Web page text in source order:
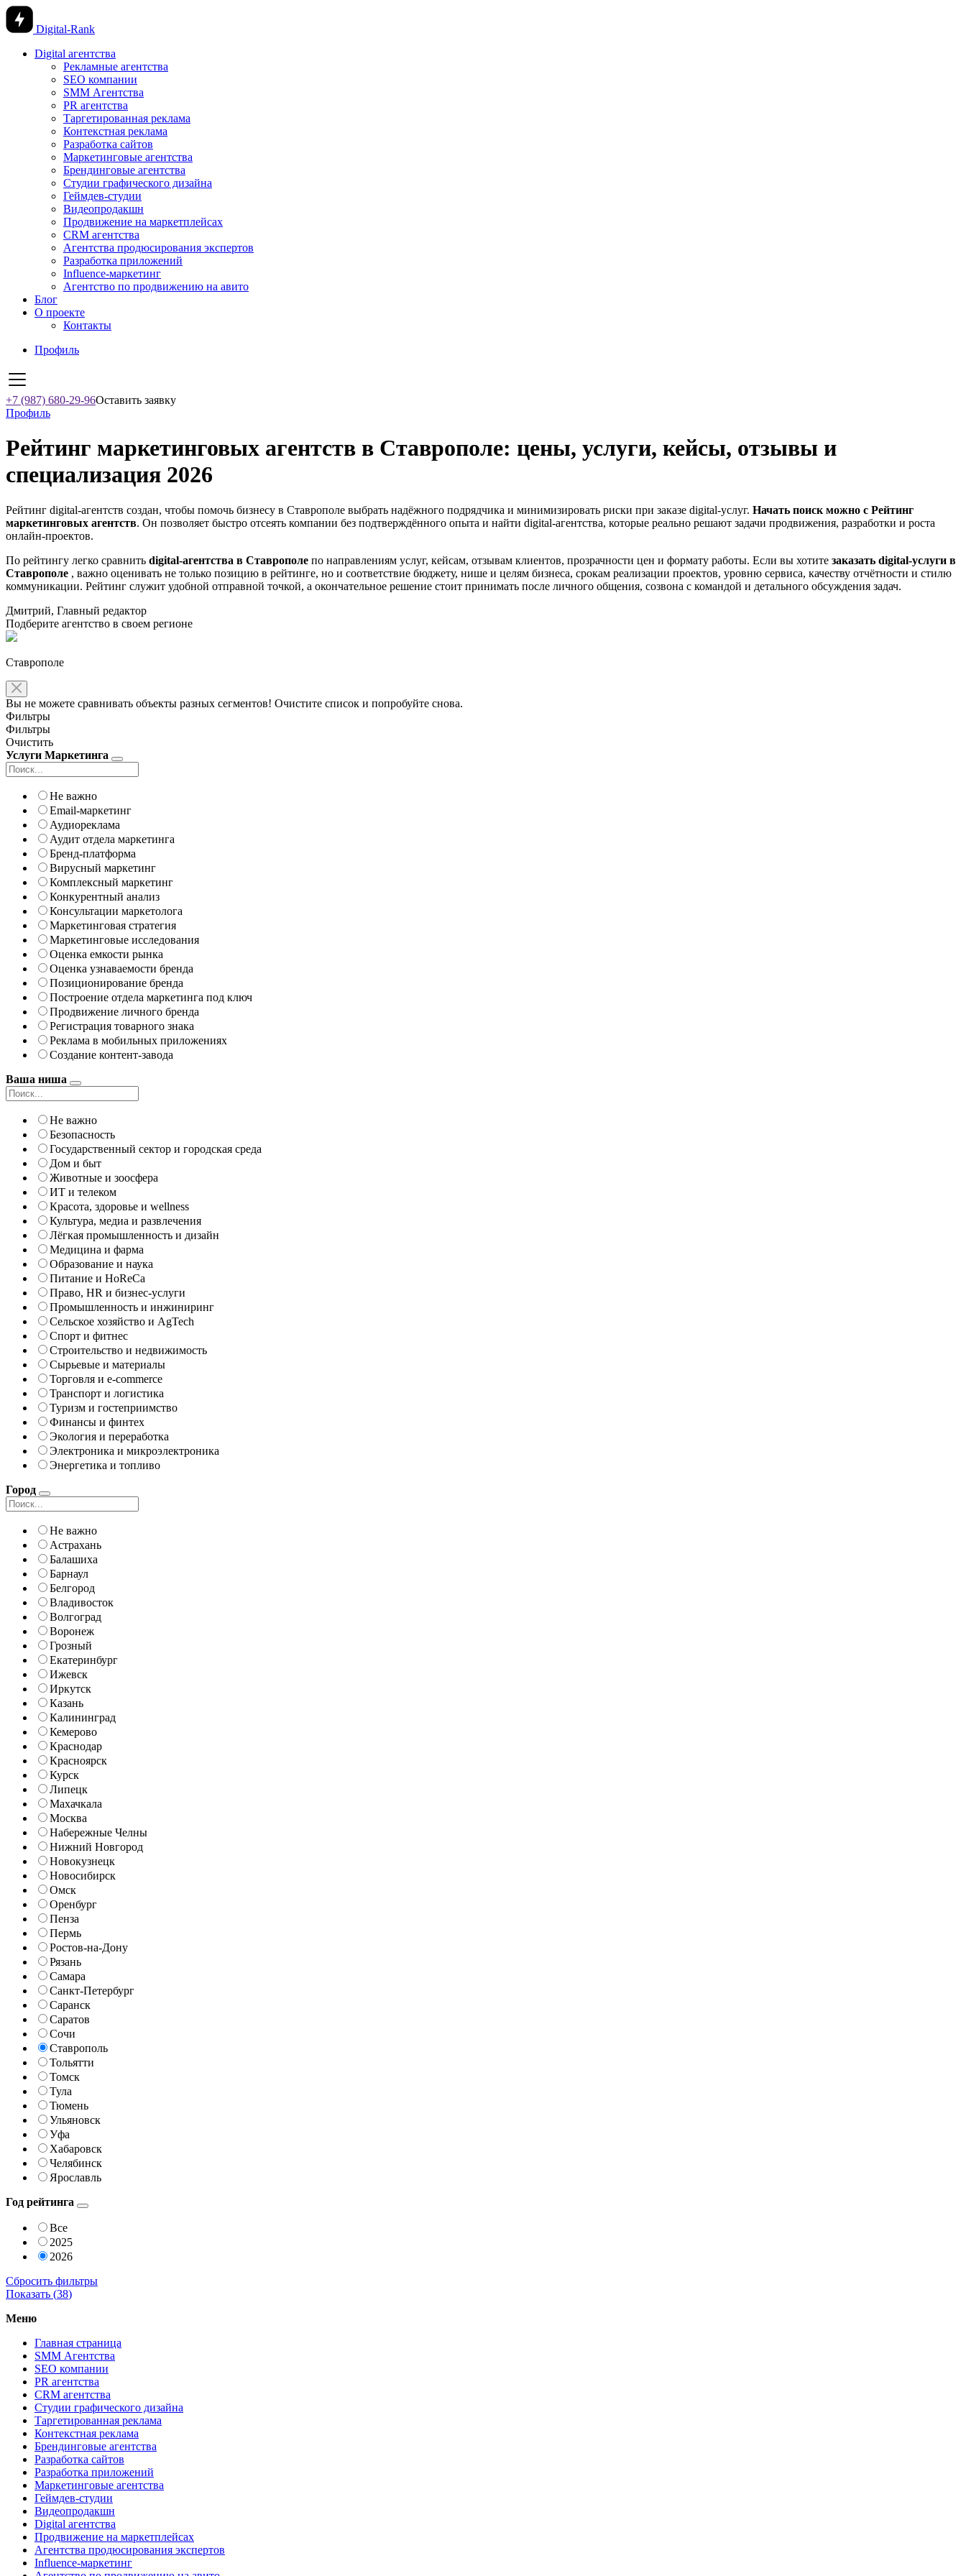
Digital-Rank
Digital агентства
Рекламные агентства
SEO компании
SMM Агентства
PR агентства
Таргетированная реклама
Контекстная реклама
Разработка сайтов
Маркетинговые агентства
Брендинговые агентства
Студии графического дизайна
Геймдев-студии
Видеопродакшн
Продвижение на маркетплейсах
CRM агентства
Агентства продюсирования экспертов
Разработка приложений
Influence-маркетинг
Агентство по продвижению на авито
Блог
О проекте
Контакты
Профиль
+7 (987) 680-29-96Оставить заявку
Профиль
Рейтинг маркетинговых агентств в Ставрополе: цены, услуги, кейсы, отзывы и
специализация 2026
Рейтинг digital-агентств создан, чтобы помочь бизнесу в Ставрополе выбрать надёжного подрядчика и минимизировать риски при заказе digital-услуг. Начать поиск можно с Рейтинг
маркетинговых агентств. Он позволяет быстро отсеять компании без подтверждённого опыта и найти digital-агентства, которые реально решают задачи продвижения, разработки и роста
онлайн-проектов.
По рейтингу легко сравнить digital-агентства в Ставрополе по направлениям услуг, кейсам, отзывам клиентов, прозрачности цен и формату работы. Если вы хотите заказать digital-услуги в
Ставрополе , важно оценивать не только позицию в рейтинге, но и соответствие бюджету, нише и целям бизнеса, срокам реализации проектов, уровню сервиса, качеству отчётности и стилю
коммуникации. Рейтинг служит удобной отправной точкой, а окончательное решение стоит принимать после личного общения, созвона с командой и детального обсуждения задач.
Дмитрий, Главный редактор
Подберите агентство в своем регионе
Ставрополе
Вы не можете сравнивать объекты разных сегментов! Очистите список и попробуйте снова.
Фильтры
Фильтры
Очистить
Услуги Маркетинга
Не важно
Email-маркетинг
Аудиореклама
Аудит отдела маркетинга
Бренд-платформа
Вирусный маркетинг
Комплексный маркетинг
Конкурентный анализ
Консультации маркетолога
Маркетинговая стратегия
Маркетинговые исследования
Оценка емкости рынка
Оценка узнаваемости бренда
Позиционирование бренда
Построение отдела маркетинга под ключ
Продвижение личного бренда
Регистрация товарного знака
Реклама в мобильных приложениях
Создание контент-завода
Ваша ниша
Не важно
Безопасность
Государственный сектор и городская среда
Дом и быт
Животные и зоосфера
ИТ и телеком
Красота, здоровье и wellness
Культура, медиа и развлечения
Лёгкая промышленность и дизайн
Медицина и фарма
Образование и наука
Питание и HoReCa
Право, HR и бизнес-услуги
Промышленность и инжиниринг
Сельское хозяйство и AgTech
Спорт и фитнес
Строительство и недвижимость
Сырьевые и материалы
Торговля и e-commerce
Транспорт и логистика
Туризм и гостеприимство
Финансы и финтех
Экология и переработка
Электроника и микроэлектроника
Энергетика и топливо
Город
Не важно
Астрахань
Балашиха
Барнаул
Белгород
Владивосток
Волгоград
Воронеж
Грозный
Екатеринбург
Ижевск
Иркутск
Казань
Калининград
Кемерово
Краснодар
Красноярск
Курск
Липецк
Махачкала
Москва
Набережные Челны
Нижний Новгород
Новокузнецк
Новосибирск
Омск
Оренбург
Пенза
Пермь
Ростов-на-Дону
Рязань
Самара
Санкт-Петербург
Саранск
Саратов
Сочи
Ставрополь
Тольятти
Томск
Тула
Тюмень
Ульяновск
Уфа
Хабаровск
Челябинск
Ярославль
Год рейтинга
Все
2025
2026
Сбросить фильтры
Показать (38)
Меню
Главная страница
SMM Агентства
SEO компании
PR агентства
CRM агентства
Студии графического дизайна
Таргетированная реклама
Контекстная реклама
Брендинговые агентства
Разработка сайтов
Разработка приложений
Маркетинговые агентства
Геймдев-студии
Видеопродакшн
Digital агентства
Продвижение на маркетплейсах
Агентства продюсирования экспертов
Influence-маркетинг